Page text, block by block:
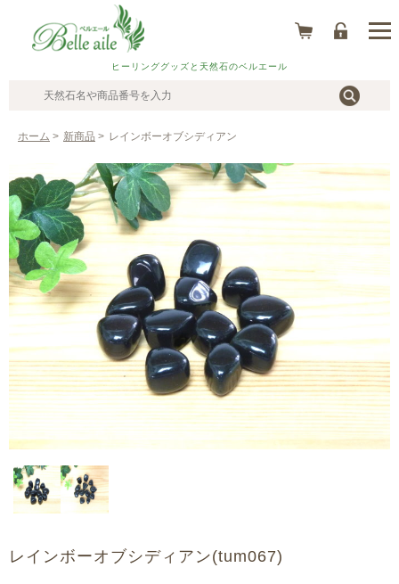
ヒーリンググッズと天然石のベルエール
ホーム > 新商品 > レインボーオブシディアン
レインボーオブシディアン(tum067)